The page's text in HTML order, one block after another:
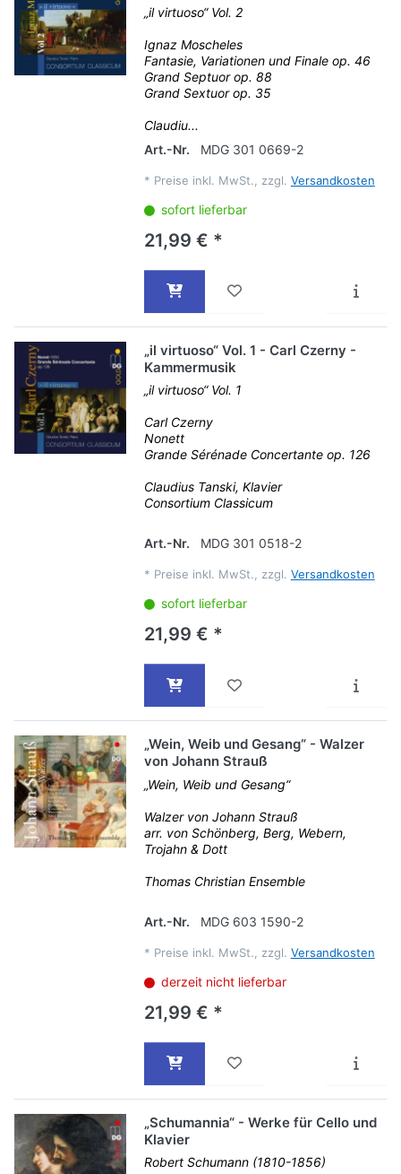
„il virtuoso“ Vol. 2
Ignaz Moscheles
Fantasie, Variationen und Finale op. 46
Grand Septuor op. 88
Grand Sextuor op. 35
Claudiu...
Art.-Nr.
MDG 301 0669-2
* Preise inkl. MwSt., zzgl. Versandkosten
sofort lieferbar
21,99 € *
„il virtuoso“ Vol. 1 - Carl Czerny -
Kammermusik
„il virtuoso“ Vol. 1
Carl Czerny
Nonett
Grande Sérénade Concertante op. 126
Claudius Tanski, Klavier
Consortium Classicum
Art.-Nr. MDG 301 0518-2
* Preise inkl. MwSt., zzgl. Versandkosten
sofort lieferbar
21,99 € *
„Wein, Weib und Gesang“ - Walzer
von Johann Strauß
„Wein, Weib und Gesang“
Walzer von Johann Strauß
arr. von Schönberg, Berg, Webern,
Trojahn & Dott
Thomas Christian Ensemble
Art.-Nr. MDG 603 1590-2
* Preise inkl. MwSt., zzgl. Versandkosten
derzeit nicht lieferbar
21,99 € *
„Schumannia“ - Werke für Cello und
Klavier
Robert Schumann (1810-1856)